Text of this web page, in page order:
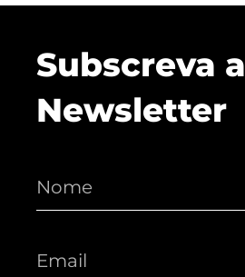
Subscreva a
Newsletter